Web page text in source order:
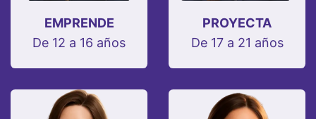
EMPRENDE
De 12 a 16 años
PROYECTA
De 17 a 21 años